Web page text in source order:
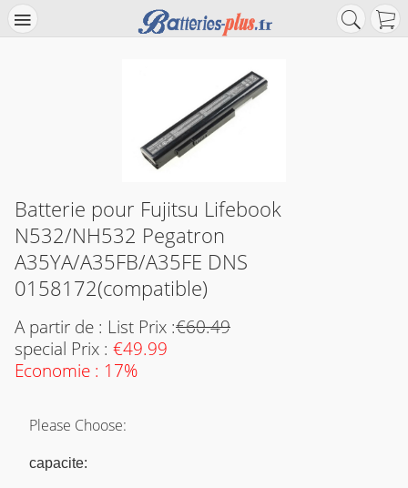
Batterie pour Fujitsu Lifebook
N532/NH532 Pegatron
A35YA/A35FB/A35FE DNS
0158172(compatible)
A partir de : List Prix :€60.49
special Prix : €49.99
Economie : 17%
Please Choose:
capacite: